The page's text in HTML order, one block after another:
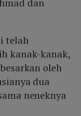
telah
kanak-kanak,
oleh
dua
neneknya